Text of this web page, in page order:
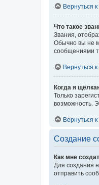
Вернуться
Что такое
Звания,
Обычно вы не
сообщениями
Вернуться
Когда я
Только
возможность.
Вернуться
Создание
Как мне
Для создания
отправить